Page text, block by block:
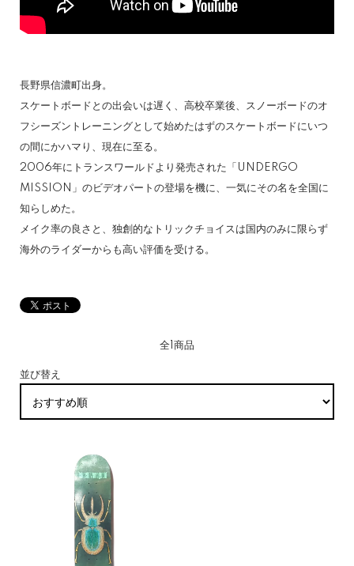
長野県信濃町出身。
スケートボードとの出会いは遅く、高校卒業後、スノーボードのオ
フシーズントレーニングとして始めたはずのスケートボードにいつ
の間にかハマり、現在に至る。
2006年にトランスワールドより発売された「UNDERGO
MISSION」のビデオパートの登場を機に、一気にその名を全国に
知らしめた。
メイク率の良さと、独創的なトリックチョイスは国内のみに限らず
海外のライダーからも高い評価を受ける。
全1商品
並び替え